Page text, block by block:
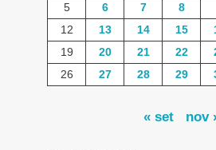
5
6 7 8
12
13 14 15
19
20 21 22
26
27 28 29
« set nov